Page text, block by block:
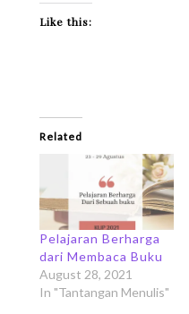
Like this:
Related
Pelajaran Berharga
dari Membaca Buku
August 28, 2021
In "Tantangan Menulis"